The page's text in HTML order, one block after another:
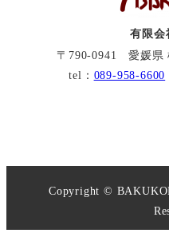
有限会
〒790-0941 愛媛県
tel： 089-958-6600
Copyright ©